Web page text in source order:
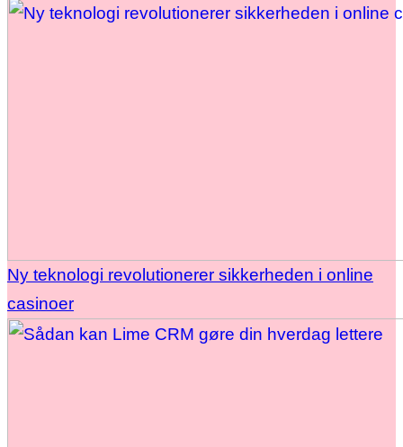
Ny teknologi revolutionerer sikkerheden i online
casinoer